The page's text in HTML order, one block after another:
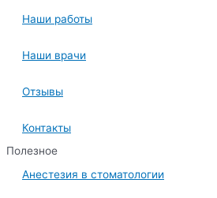
Наши работы
Наши врачи
Отзывы
Контакты
Полезное
Анестезия в стоматологии